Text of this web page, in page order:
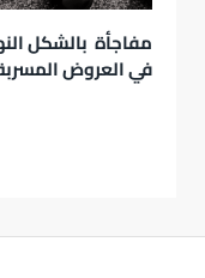
في العروض